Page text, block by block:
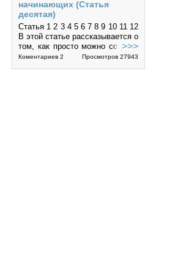
начинающих (Статья
десятая)
Статья 1 2 3 4 5 6 7 8 9 10 11 12
В этой статье рассказывается о
том, как просто можно создать
программу текстового
>>>
Коментариев 2 Просмотров 27943